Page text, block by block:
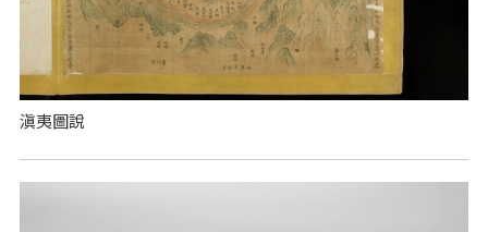
滇夷圖說